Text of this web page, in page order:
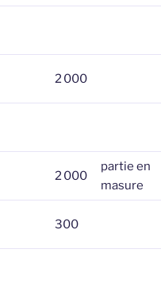
2 000
2 000
partie en
masure
300